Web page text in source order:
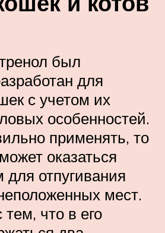
был
для
с учетом их
особенностей.
применять, то
оказаться
отпугивания
мест.
что в его